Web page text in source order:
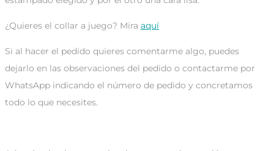
¿Quieres el collar a juego? Mira aquí
Si al hacer el pedido quieres comentarme algo, puedes
dejarlo en las observaciones del pedido o contactarme por
WhatsApp indicando el número de pedido y concretamos
todo lo que necesites.